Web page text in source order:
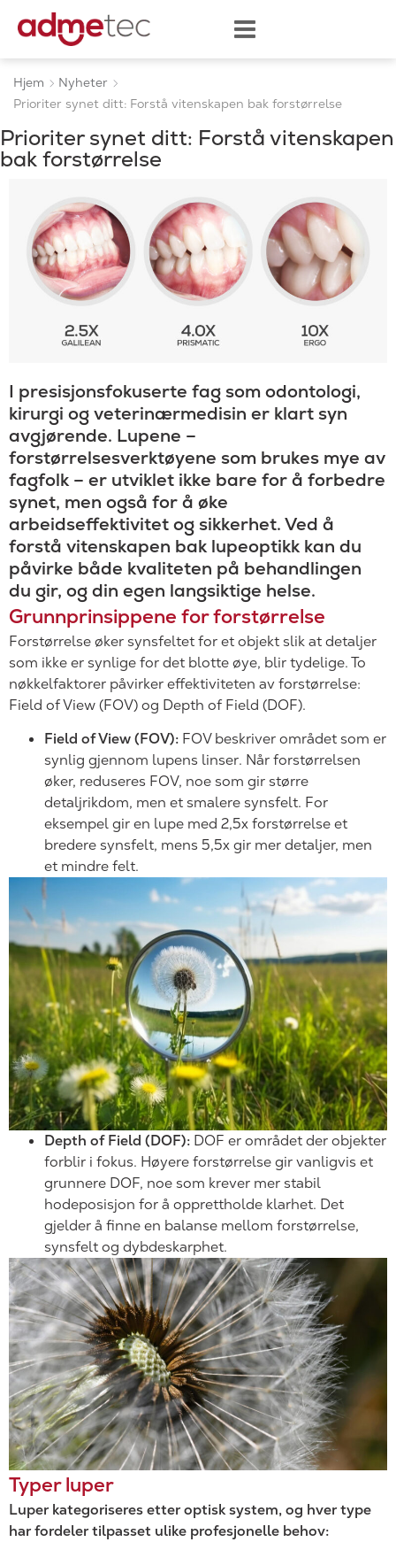
Hjem
Nyheter
Prioriter synet ditt: Forstå vitenskapen bak forstørrelse
Prioriter synet ditt: Forstå vitenskapen
bak forstørrelse
I presisjonsfokuserte fag som odontologi,
kirurgi og veterinærmedisin er klart syn
avgjørende. Lupene –
forstørrelsesverktøyene som brukes mye av
fagfolk – er utviklet ikke bare for å forbedre
synet, men også for å øke
arbeidseffektivitet og sikkerhet. Ved å
forstå vitenskapen bak lupeoptikk kan du
påvirke både kvaliteten på behandlingen
du gir, og din egen langsiktige helse.
Grunnprinsippene for forstørrelse
Forstørrelse øker synsfeltet for et objekt slik at detaljer
som ikke er synlige for det blotte øye, blir tydelige. To
nøkkelfaktorer påvirker effektiviteten av forstørrelse:
Field of View (FOV) og Depth of Field (DOF).
Field of View (FOV): FOV beskriver området som er
synlig gjennom lupens linser. Når forstørrelsen
øker, reduseres FOV, noe som gir større
detaljrikdom, men et smalere synsfelt. For
eksempel gir en lupe med 2,5x forstørrelse et
bredere synsfelt, mens 5,5x gir mer detaljer, men
et mindre felt.
Depth of Field (DOF): DOF er området der objekter
forblir i fokus. Høyere forstørrelse gir vanligvis et
grunnere DOF, noe som krever mer stabil
hodeposisjon for å opprettholde klarhet. Det
gjelder å finne en balanse mellom forstørrelse,
synsfelt og dybdeskarphet.
Typer luper
Luper kategoriseres etter optisk system, og hver type
har fordeler tilpasset ulike profesjonelle behov: